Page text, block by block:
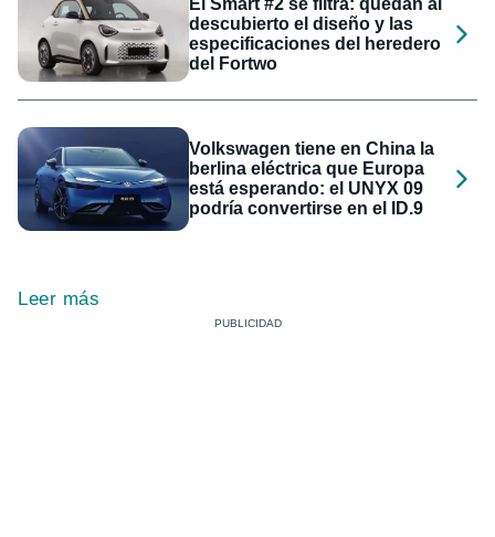
descubierto el diseño y las
especificaciones del heredero
del Fortwo
Volkswagen tiene en China la
berlina eléctrica que Europa
está esperando: el UNYX 09
podría convertirse en el ID.9
Leer más